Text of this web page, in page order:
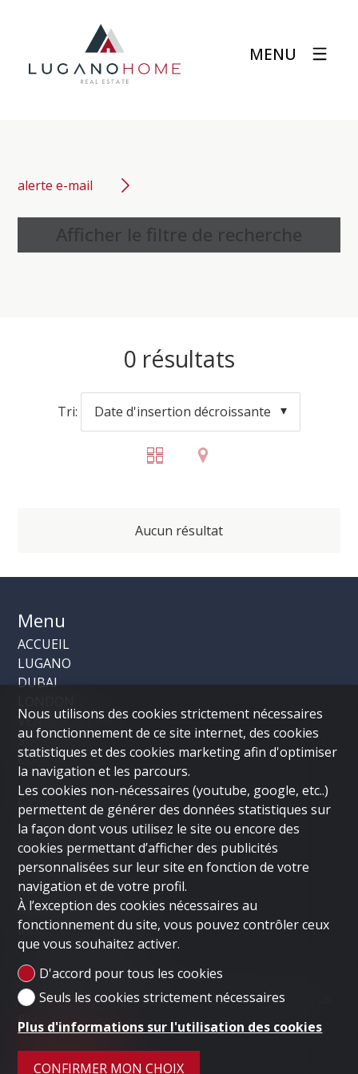
MENU
alerte e-mail
Afficher le filtre de recherche
0 résultats
Tri: Date d'insertion décroissante
Aucun résultat
Menu
ACCUEIL
LUGANO
DUBAI
VENDRE UN BIEN
SOCIÉTÉ
CONTACT
Contactez-nous
LUGANO HOME SAGL
Via Nassa 3b
6900 Lugano
Tél. +41 91 235 58 56
Mob.+41 79 778 10 93
info@luganohome.ch
Restez connecté
Ne laissez aucun bien vous échapper, inscrivez-vous
gratuitement.
S'ABONNER
Nous utilisons des cookies strictement nécessaires
au fonctionnement de ce site internet, des cookies
statistiques et des cookies marketing afin d'optimiser
la navigation et les parcours.
Les cookies non-nécessaires (youtube, google, etc..)
permettent de générer des données statistiques sur
la façon dont vous utilisez le site ou encore des
cookies permettant d’afficher des publicités
personnalisées sur leur site en fonction de votre
navigation et de votre profil.
À l’exception des cookies nécessaires au
fonctionnement du site, vous pouvez contrôler ceux
que vous souhaitez activer.
D'accord pour tous les cookies
Seuls les cookies strictement nécessaires
Plus d'informations sur l'utilisation des cookies
CONFIRMER MON CHOIX